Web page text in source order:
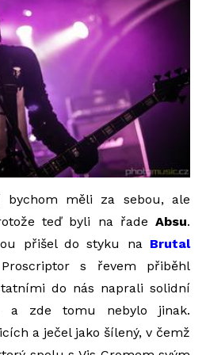
bychom měli za sebou, ale
teď byli na řade Absu.
přišel do styku na Brutal
s řevem přiběhl
do nás naprali solidní
a zde tomu nebylo jinak.
a ječel jako šílený, v čemž